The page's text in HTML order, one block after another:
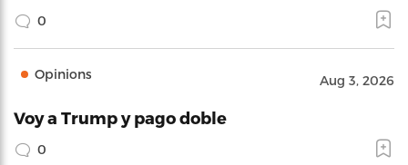
0
Opinions Aug 3, 2026
Voy a Trump y pago doble
0